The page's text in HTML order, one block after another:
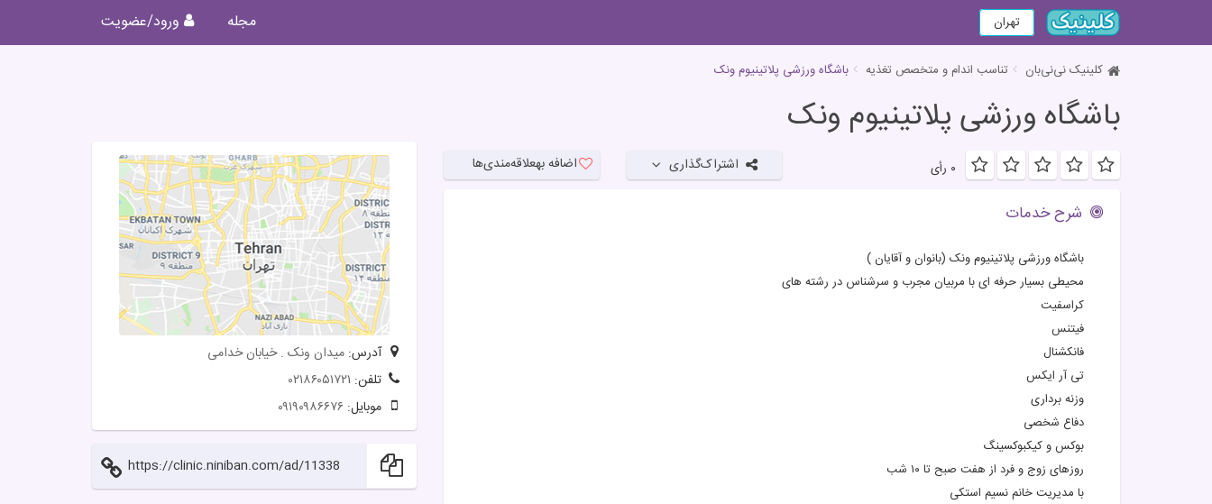
تهران مجله ورود/عضویت
کلینیک نی‌نی‌بان تناسب اندام و متخصص تغذیه باشگاه ورزشی پلاتینیوم ونک
باشگاه ورزشی پلاتینیوم ونک
۰ رأی اشتراک‌گذاری اضافه بهعلاقه‌مندی‌ها
شرح خدمات
باشگاه ورزشی پلاتینیوم ونک (بانوان و آقایان )
محیطی بسیار حرفه ای با مربیان مجرب و سرشناس در رشته های
کراسفیت
فیتنس
فانکشنال
تی آر ایکس
وزنه برداری
دفاع شخصی
بوکس و کیکبوکسینگ
روزهای زوج و فرد از هفت صبح تا ۱۰ شب
با مدیریت خانم نسیم استکی
آدرس: میدان ونک . خیابان خدامی
تلفن: ۰۲۱۸۶۰۵۱۷۲۱
موبایل: ۰۹۱۹۰۹۸۶۶۷۶
https://clinic.niniban.com/ad/11338